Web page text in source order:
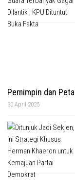
Pemimpin dan
30 April 2025